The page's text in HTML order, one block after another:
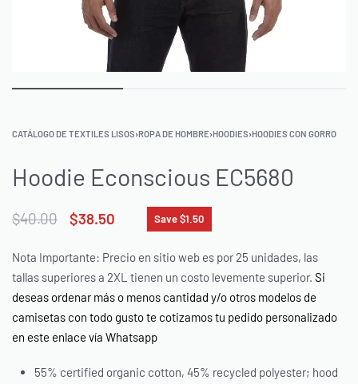
CATÁLOGO DE TEXTILES LISOS›ROPA DE HOMBRE›HOODIES›HOODIES CON GORRO
Hoodie Econscious EC5680
$40.00 $38.50 Save $1.50
Nota Importante: Precio en sitio web es por 25 unidades, las
tallas superiores a 2XL tienen un costo levemente superior. Si
deseas ordenar más o menos cantidad y/o otros modelos de
camisetas con todo gusto te cotizamos tu pedido personalizado
en este enlace vía Whatsapp
55% certified organic cotton, 45% recycled polyester; hood